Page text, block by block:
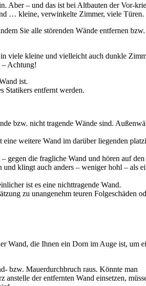
Aber – und das ist bei Altbauten der Vor-
… kleine, verwinkelte Zimmer, viele Türen.
Sie alle störenden Wände entfernen bzw.
viele kleine und vielleicht auch dunkle
– Achtung!
ist.
Statikers entfernt werden.
bzw. nicht tragende Wände sind.
weitere Wand im darüber liegenden
gegen die fragliche Wand und hören auf den
klingt auch anders – weniger hohl – als
ist es eine nichttragende Wand.
zu unangenehm teuren Folgeschäden
Wand, die Ihnen ein Dorn im Auge ist, um
bzw. Mauerdurchbruch raus. Könnte man
der entfernten Wand einsetzen,